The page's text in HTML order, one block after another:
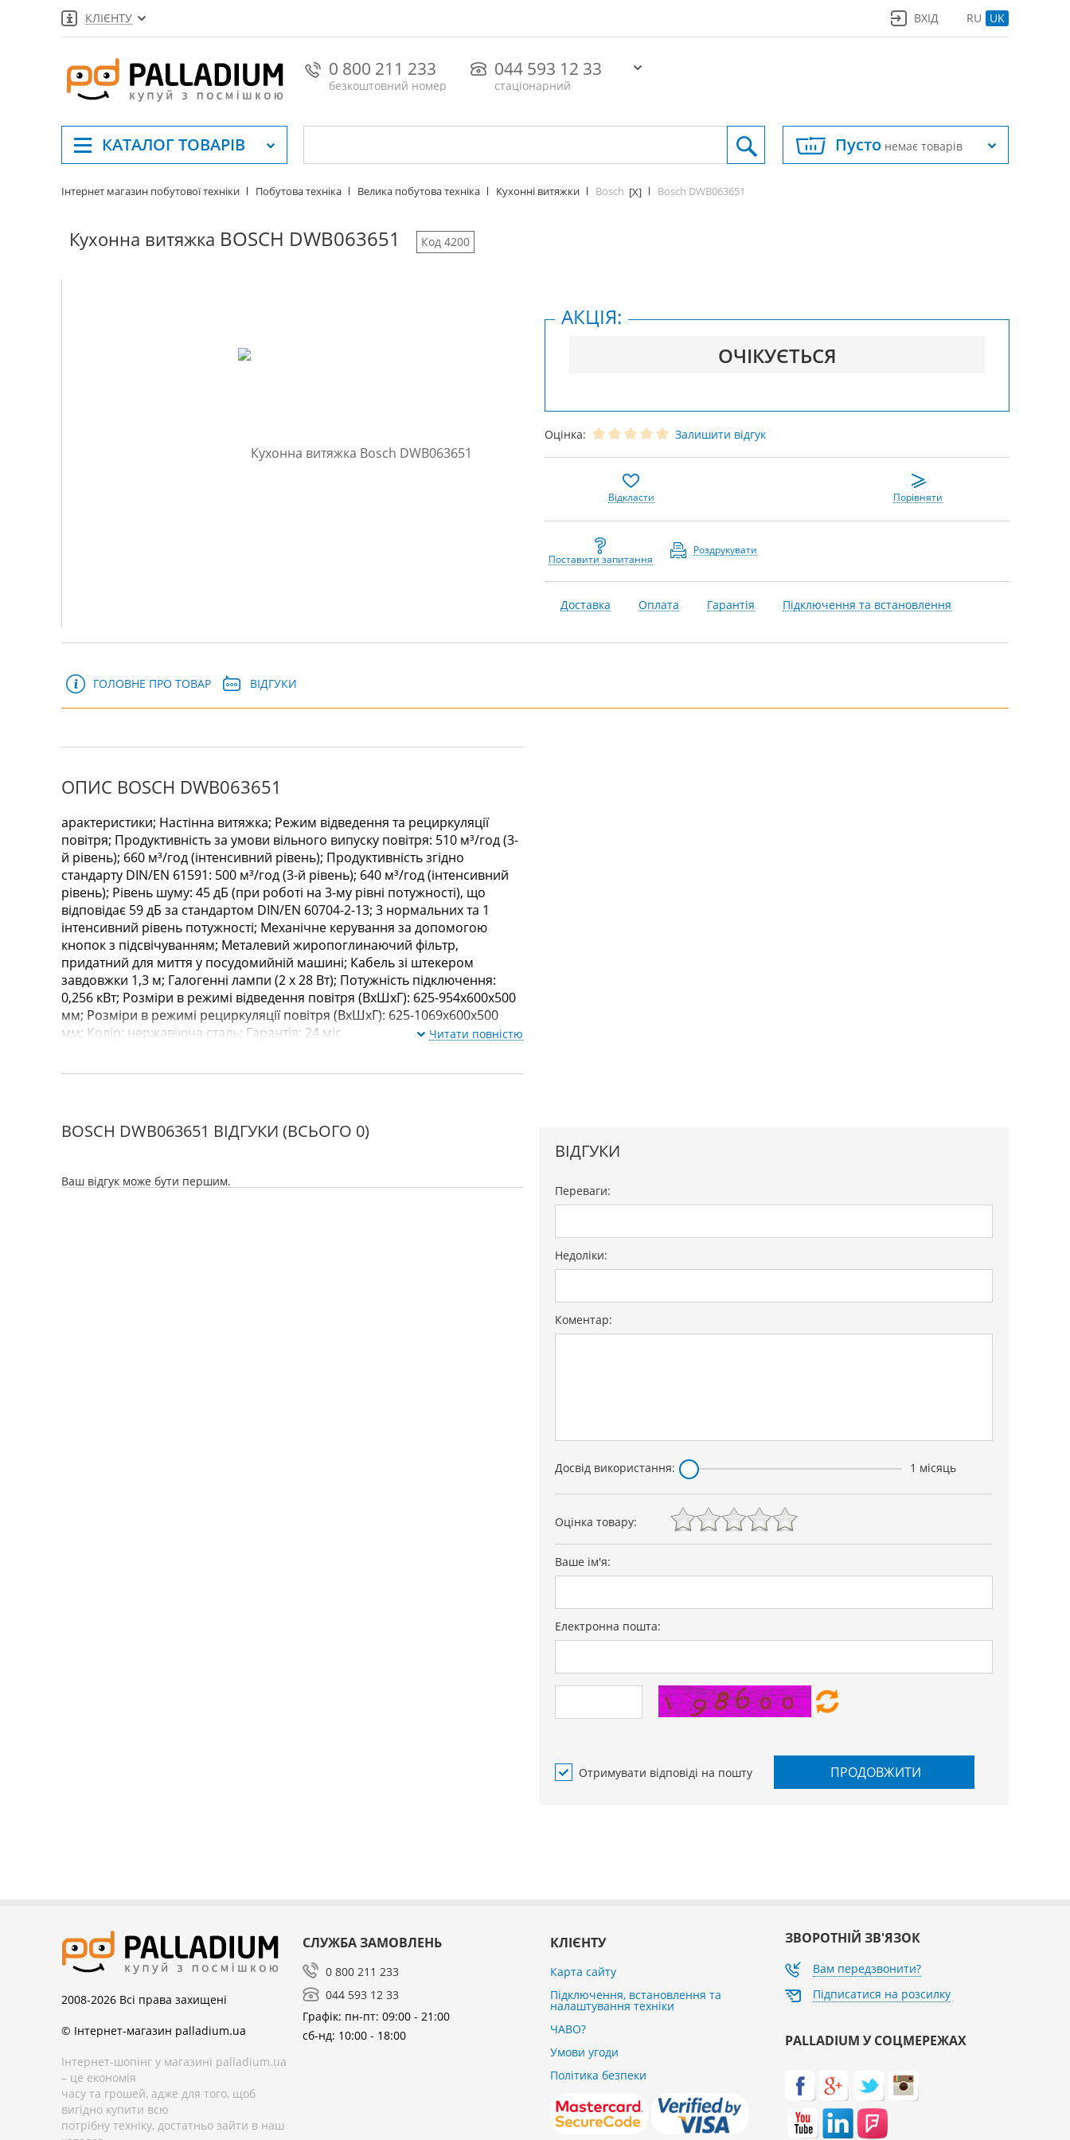
КЛІЄНТУ RU UK
ВХІД
0 800 211 233
безкоштовний номер
044 593 12 33
стаціонарний
КАТАЛОГТОВАРІВ Пусто немає товарів
Інтернет магазин побутової техніки Побутова техніка Велика побутова техніка Кухонні витяжки Bosch [X] Bosch DWB063651
Кухонна витяжка BOSCH DWB063651 Код 4200
ОЧІКУЄТЬСЯ
АКЦІЯ:
Оцінка: Залишити відгук
Відкласти Порівняти
Поставити запитання
Роздрукувати
Доставка Оплата Гарантія Підключення та встановлення
ГОЛОВНЕ ПРО ТОВАР ВІДГУКИ
ОПИС BOSCH DWB063651
арактеристики; Настінна витяжка; Режим відведення та рециркуляції
повітря; Продуктивність за умови вільного випуску повітря: 510 м³/год (3-
й рівень); 660 м³/год (інтенсивний рівень); Продуктивність згідно
стандарту DIN/EN 61591: 500 м³/год (3-й рівень); 640 м³/год (інтенсивний
рівень); Рівень шуму: 45 дБ (при роботі на 3-му рівні потужності), що
відповідає 59 дБ за стандартом DIN/EN 60704-2-13; 3 нормальних та 1
інтенсивний рівень потужності; Механічне керування за допомогою
кнопок з підсвічуванням; Металевий жиропоглинаючий фільтр,
придатний для миття у посудомийній машині; Кабель зі штекером
завдовжки 1,3 м; Галогенні лампи (2 х 28 Вт); Потужність підключення:
0,256 кВт; Розміри в режимі відведення повітря (ВхШхГ): 625-954х600х500
мм; Розміри в режимі рециркуляції повітря (ВхШхГ): 625-1069х600х500
мм; Колір: нержавіюча сталь; Гарантія: 24 міс
Читати повністю
BOSCH DWB063651 ВІДГУКИ (ВСЬОГО 0)
Ваш відгук може бути першим.
ВІДГУКИ
Переваги:
Недоліки:
Коментар:
Досвід використання: 1 місяць
Оцінка товару:
Ваше ім'я:
Електронна пошта:
Отримувати відповіді на пошту ПРОДОВЖИТИ
2008-2026 Всі права захищені
© Інтернет-магазин palladium.ua
Інтернет-шопінг у магазині palladium.ua
– це економія
часу та грошей, адже для того, щоб
вигідно купити всю
потрібну техніку, достатньо зайти в наш
СЛУЖБА ЗАМОВЛЕНЬ
0 800 211 233
044 593 12 33
Графік: пн-пт: 09:00 - 21:00
сб-нд: 10:00 - 18:00
КЛІЄНТУ
Карта сайту
Підключення, встановлення та
налаштування техніки
ЧАВО?
Умови угоди
Політика безпеки
ЗВОРОТНІЙ ЗВ'ЯЗОК
Вам передзвонити?
Підписатися на розсилку
PALLADIUM У СОЦМЕРЕЖАХ